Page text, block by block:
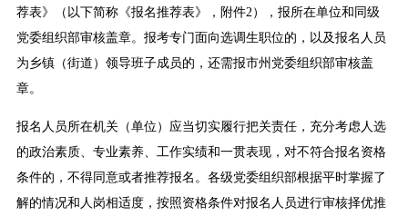
荐表》（以下简称《报名推荐表》，附件2），报所在单位和同级
党委组织部审核盖章。报考专门面向选调生职位的，以及报名人员
为乡镇（街道）领导班子成员的，还需报市州党委组织部审核盖
章。
报名人员所在机关（单位）应当切实履行把关责任，充分考虑人选
的政治素质、专业素养、工作实绩和一贯表现，对不符合报名资格
条件的，不得同意或者推荐报名。各级党委组织部根据平时掌握了
解的情况和人岗相适度，按照资格条件对报名人员进行审核择优推